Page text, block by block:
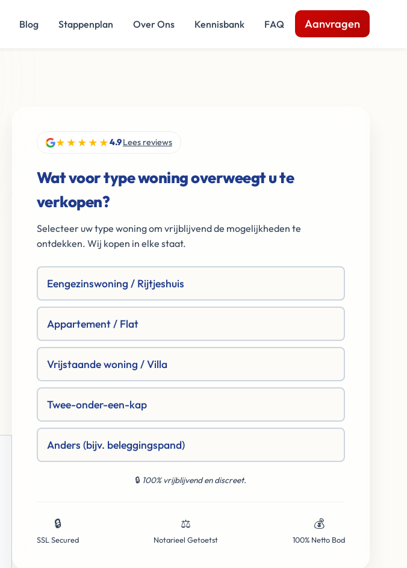
Blog Stappenplan Over Ons Kennisbank FAQ Aanvragen
★★★★★4.9Lees reviews
Wat voor type woning overweegt u te
verkopen?
Selecteer uw type woning om vrijblijvend de mogelijkheden te
ontdekken. Wij kopen in elke staat.
Eengezinswoning / Rijtjeshuis
Appartement / Flat
Vrijstaande woning / Villa
Twee-onder-een-kap
Anders (bijv. beleggingspand)
🔒 100% vrijblijvend en discreet.
🔒
SSL Secured
⚖️
Notarieel Getoetst
💰
100% Netto Bod